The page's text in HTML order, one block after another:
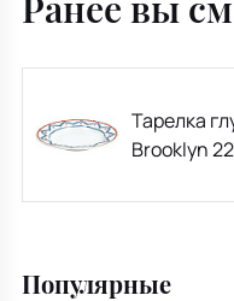
Тарелка
Brooklyn
Популярные